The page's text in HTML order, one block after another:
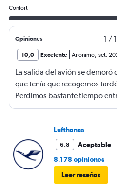
Confort
Opiniones 1 /
10,0 Excelente Anónimo, set.
La salida del avión se
que tenía que recogernos
Perdimos bastante tiempo
etc Los asientos, como
Por lo demás, todo perfecto.
vuelo muy bien.Lufthansa
6,8
Aceptable
8.178 opiniones
Leer reseñas